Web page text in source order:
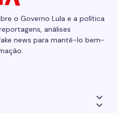
o Governo Lula e a política
análises
news para mantê-lo bem-